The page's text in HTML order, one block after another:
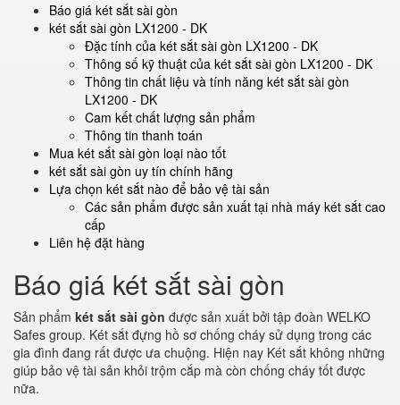
Báo giá két sắt sài gòn
két sắt sài gòn LX1200 - DK
Đặc tính của két sắt sài gòn LX1200 - DK
Thông số kỹ thuật của két sắt sài gòn LX1200 - DK
Thông tin chất liệu và tính năng két sắt sài gòn
LX1200 - DK
Cam kết chất lượng sản phẩm
Thông tin thanh toán
Mua két sắt sài gòn loại nào tốt
két sắt sài gòn uy tín chính hãng
Lựa chọn két sắt nào để bảo vệ tài sản
Các sản phẩm được sản xuất tại nhà máy két sắt cao
cấp
Liên hệ đặt hàng
Báo giá két sắt sài gòn
Sản phẩm két sắt sài gòn được sản xuất bởi tập đoàn WELKO
Safes group. Két sắt đựng hồ sơ chống cháy sử dụng trong các
gia đình đang rất được ưa chuộng. Hiện nay Két sắt không những
giúp bảo vệ tài sản khỏi trộm cắp mà còn chống cháy tốt được
nữa.